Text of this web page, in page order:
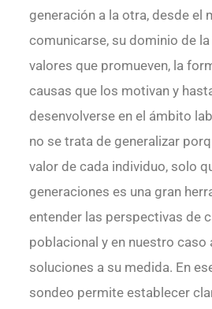
generación a la otra, desde el
comunicarse, su dominio de
valores que promueven, la
causas que los motivan y
desenvolverse en el ámbito
no se trata de generalizar
valor de cada individuo, solo
generaciones es una gran
entender las perspectivas de
poblacional y en nuestro caso
soluciones a su medida. En
sondeo permite establecer